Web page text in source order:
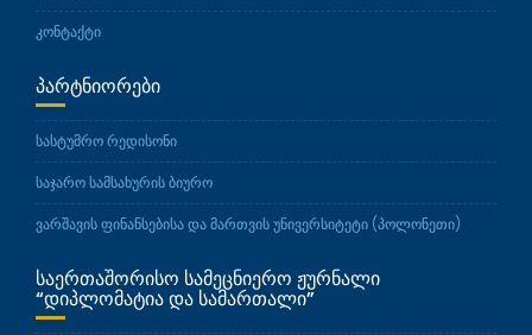
კონტაქტი
ᲞᲐᲠᲢᲜᲘᲝᲠᲔᲑᲘ
სასტუმრო რედისონი
საჯარო სამსახურის ბიურო
ვარშავის ფინანსებისა და მართვის უნივერსიტეტი (პოლონეთი)
ᲡᲐᲔᲠᲗᲐᲨᲝᲠᲘᲡᲝ ᲡᲐᲛᲔᲪᲜᲘᲔᲠᲝ ᲟᲣᲠᲜᲐᲚᲘ
“ᲓᲘᲞᲚᲝᲛᲐᲢᲘᲐ ᲓᲐ ᲡᲐᲛᲐᲠᲗᲐᲚᲘ”